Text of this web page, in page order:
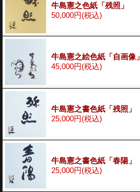
牛島憲之色紙「残照」
50,000円(税込)
牛島憲之絵色紙「自画像」
45,000円(税込)
牛島憲之書色紙「残照」
25,000円(税込)
牛島憲之書色紙「春陽」
25,000円(税込)